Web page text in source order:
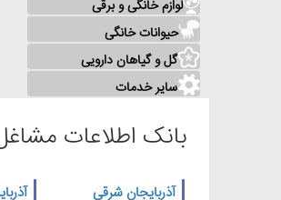
لوازم خانگی و برقی
حیوانات خانگی
گل و گیاهان دارویی
سایر خدمات
بانک اطلاعات
آذربایجان شرقی